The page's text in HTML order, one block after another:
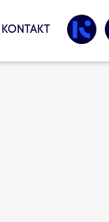
KONTAKT